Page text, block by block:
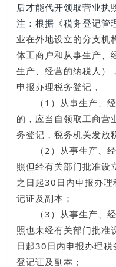
后才能代开领取营业执
注：根据《税务登记管
业在外地设立的分支机
体工商户和从事生产、
生产、经营的纳税人），
申报办理税务登记，
（1）从事生产、经
的，应当自领取工商营
务登记，税务机关发放
（2）从事生产、经
照但经有关部门批准设
之日起30日内申报办
记证及副本；
（3）从事生产、经
照也未经有关部门批准
日起30日内申报办理
登记证及副本；